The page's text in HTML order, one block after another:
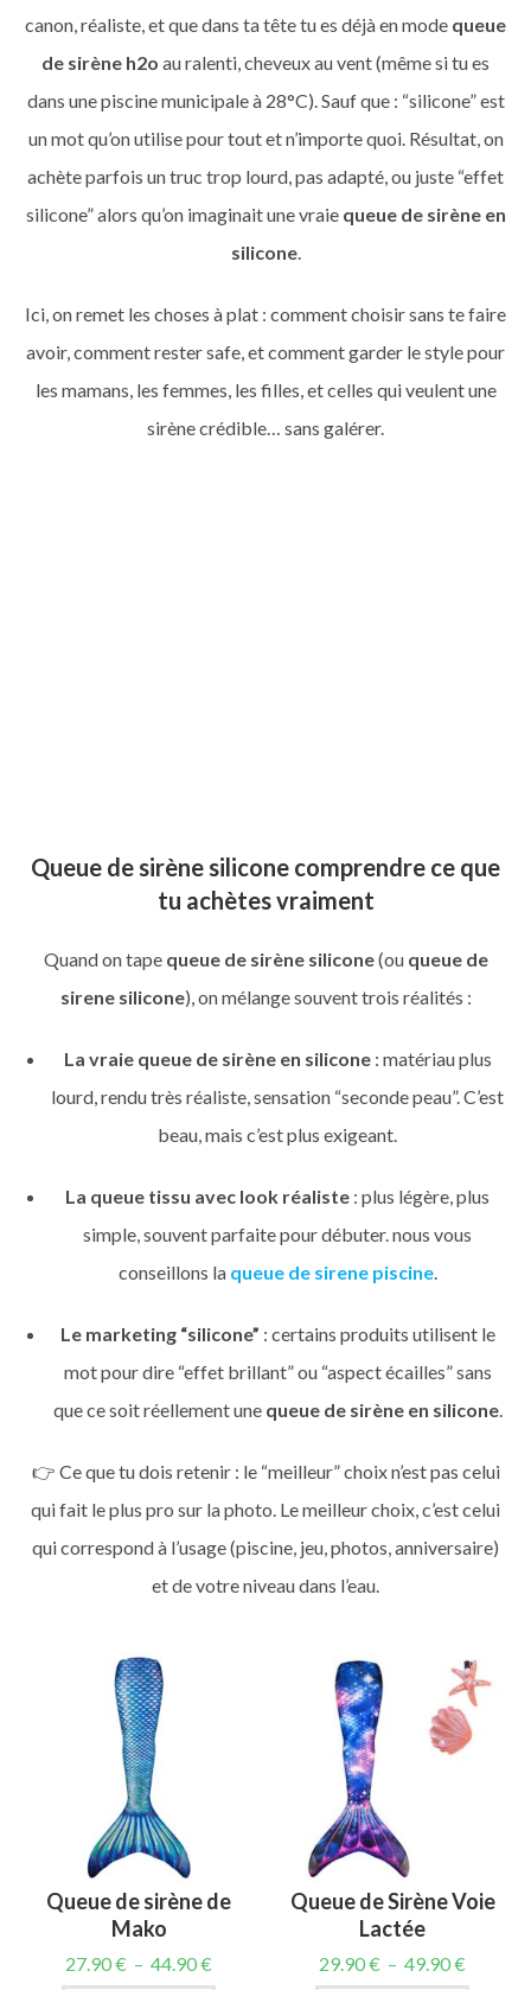
Kit Queue de Sirène Bleue
Kit Queue de Sirène Silicone
Kit Queue de Sirene Ariel
Kit Vrai Queue de Sirène
H2O queue de sirène retrouver le même style sans se tromper
Queue de sirène maillot de bain les indispensables
FAQ queue de sirène silicone piscine et H2O
Partager l'article
canon, réaliste, et que dans ta tête tu es déjà en mode queue
de sirène h2o au ralenti, cheveux au vent (même si tu es
dans une piscine municipale à 28°C). Sauf que : “silicone” est
un mot qu’on utilise pour tout et n’importe quoi. Résultat, on
achète parfois un truc trop lourd, pas adapté, ou juste “effet
silicone” alors qu’on imaginait une vraie queue de sirène en
silicone.
Ici, on remet les choses à plat : comment choisir sans te faire
avoir, comment rester safe, et comment garder le style pour
les mamans, les femmes, les filles, et celles qui veulent une
sirène crédible… sans galérer.
COLLECTION
Queue de sirène silicone comprendre ce que
tu achètes vraiment
Quand on tape queue de sirène silicone(ou queue de
sirene silicone), on mélange souvent trois réalités :
La vraie queue de sirène en silicone: matériau plus
lourd, rendu très réaliste, sensation “seconde peau”. C’est
beau, mais c’est plus exigeant.
La queue tissu avec look réaliste : plus légère, plus
simple, souvent parfaite pour débuter. nous vous
conseillons la queue de sirene piscine.
Le marketing “silicone” : certains produits utilisent le
mot pour dire “effet brillant” ou “aspect écailles” sans
que ce soit réellement une queue de sirène en silicone.
👉 Ce que tu dois retenir : le “meilleur” choix n’est pas celui
qui fait le plus pro sur la photo. Le meilleur choix, c’est celui
qui correspond à l’usage (piscine, jeu, photos, anniversaire)
et de votre niveau dans l’eau.
Queue de sirène de
Mako
27.90€ – 44.90€
Queue de Sirène Voie
Lactée
29.90€ – 49.90€